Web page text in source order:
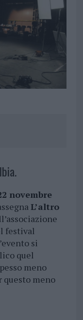
novembre
L’altro
festival
si
quel
meno
questo meno